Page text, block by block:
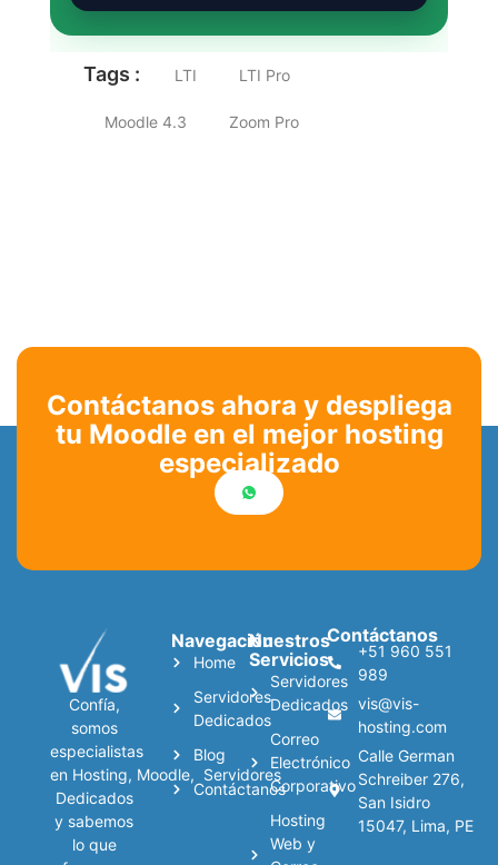
Tags : LTI LTI Pro
Moodle 4.3 Zoom Pro
Contáctanos ahora y despliega
tu Moodle en el mejor hosting
especializado
Confía,
somos
especialistas
en Hosting, Moodle, Servidores
Dedicados
y sabemos
lo que
Navegación
Home
Servidores
Dedicados
Blog
Contáctanos
Nuestros
Servicios
Servidores
Dedicados
Correo
Electrónico
Corporativo
Hosting
Web y
Contáctanos
+51 960 551
989
vis@vis-
hosting.com
Calle German
Schreiber 276,
San Isidro
15047, Lima, PE